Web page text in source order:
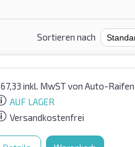
Sortieren nach
67,33 inkl. MwSTvon Auto-Raifen
AUF LAGER
Versandkostenfrei